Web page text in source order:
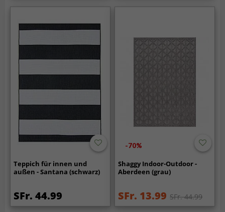
Teppich für innen und
außen - Santana (schwarz)
SFr. 44.99
-70%
Shaggy Indoor-Outdoor -
Aberdeen (grau)
SFr. 13.99 SFr. 44.99